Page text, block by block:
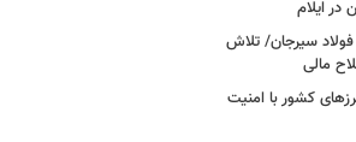
سیرجان/ تلاش
مالی
از مرزهای کشور با امنیت